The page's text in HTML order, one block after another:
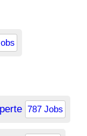
787 Jobs